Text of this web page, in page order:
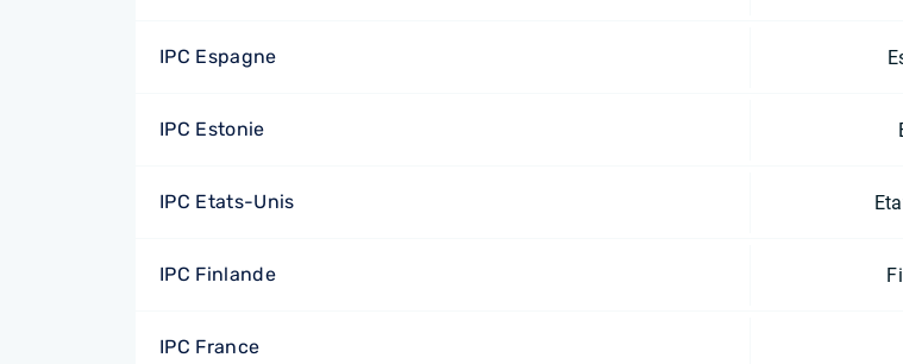
IPC Espagne
IPC Estonie
IPC Etats-Unis
IPC Finlande
IPC France